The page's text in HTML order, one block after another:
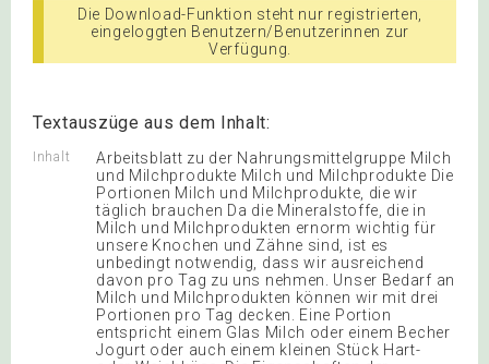
Die Download-Funktion steht nur registrierten,
eingeloggten Benutzern/Benutzerinnen zur
Verfügung.
Textauszüge aus dem Inhalt:
Inhalt
Arbeitsblatt zu der Nahrungsmittelgruppe Milch
und Milchprodukte Milch und Milchprodukte Die
Portionen Milch und Milchprodukte, die wir
täglich brauchen Da die Mineralstoffe, die in
Milch und Milchprodukten ernorm wichtig für
unsere Knochen und Zähne sind, ist es
unbedingt notwendig, dass wir ausreichend
davon pro Tag zu uns nehmen. Unser Bedarf an
Milch und Milchprodukten können wir mit drei
Portionen pro Tag decken. Eine Portion
entspricht einem Glas Milch oder einem Becher
Jogurt oder auch einem kleinen Stück Hart-